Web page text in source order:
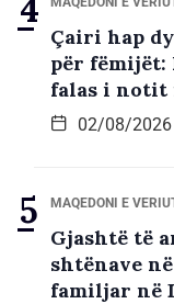
Çairi hap
për fëmijët:
falas i notit
02/08/2026
MAQEDONI E
Gjashtë të
shtënave
familjar në